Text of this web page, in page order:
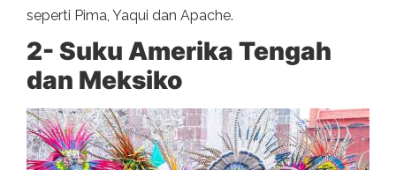
seperti Pima, Yaqui dan Apache.
2- Suku Amerika Tengah
dan Meksiko